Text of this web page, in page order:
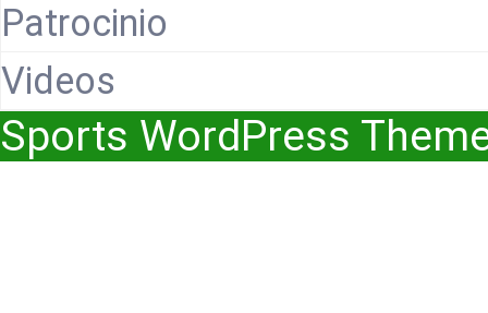
Patrocinio
Videos
Sports WordPress